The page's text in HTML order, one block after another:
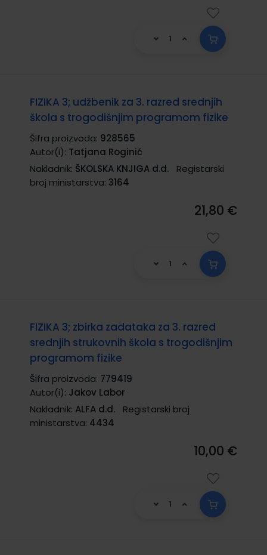
FIZIKA 3; udžbenik za 3. razred srednjih
škola s trogodišnjim programom fizike
Šifra proizvoda: 928565
Autor(i): Tatjana Roginić
Nakladnik: ŠKOLSKA KNJIGA d.d.
Registarski
broj ministarstva: 3164
21,80 €
FIZIKA 3; zbirka zadataka za 3. razred
srednjih strukovnih škola s trogodišnjim
programom fizike
Šifra proizvoda: 779419
Autor(i): Jakov Labor
Nakladnik: ALFA d.d.
Registarski broj
ministarstva: 4434
10,00 €